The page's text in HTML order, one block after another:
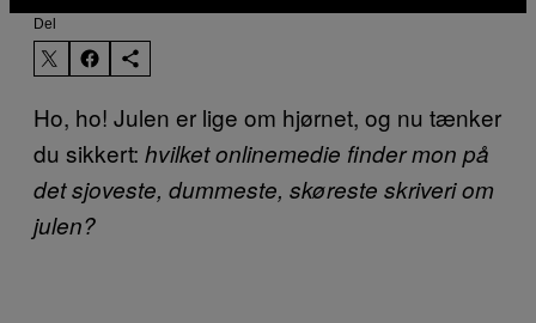
Del
Ho, ho! Julen er lige om hjørnet, og nu tænker
du sikkert: hvilket onlinemedie finder mon på
det sjoveste, dummeste, skøreste skriveri om
julen?